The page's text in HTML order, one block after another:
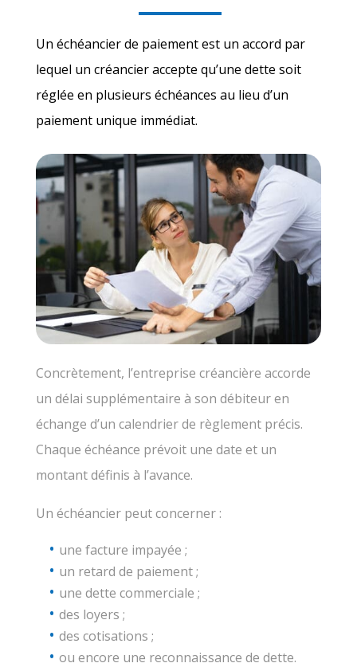
Un échéancier de paiement est un accord par
lequel un créancier accepte qu’une dette soit
réglée en plusieurs échéances au lieu d’un
paiement unique immédiat.
Concrètement, l’entreprise créancière accorde
un délai supplémentaire à son débiteur en
échange d’un calendrier de règlement précis.
Chaque échéance prévoit une date et un
montant définis à l’avance.
Un échéancier peut concerner :
une facture impayée ;
un retard de paiement ;
une dette commerciale ;
des loyers ;
des cotisations ;
ou encore une reconnaissance de dette.